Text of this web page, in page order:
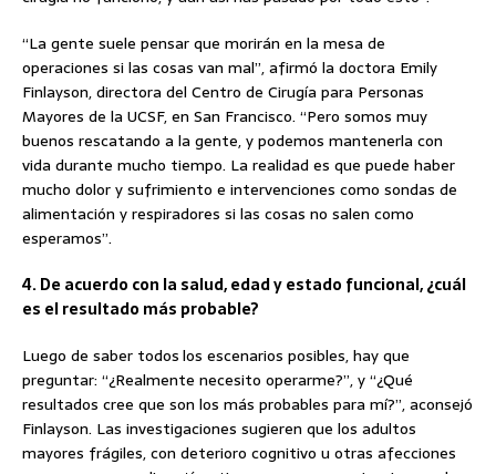
“La gente suele pensar que morirán en la mesa de
operaciones si las cosas van mal”, afirmó la doctora Emily
Finlayson, directora del Centro de Cirugía para Personas
Mayores de la UCSF, en San Francisco. “Pero somos muy
buenos rescatando a la gente, y podemos mantenerla con
vida durante mucho tiempo. La realidad es que puede haber
mucho dolor y sufrimiento e intervenciones como sondas de
alimentación y respiradores si las cosas no salen como
esperamos”.
4. De acuerdo con la salud, edad y estado funcional, ¿cuál
es el resultado más probable?
Luego de saber todoslos escenarios posibles, hay que
preguntar: “¿Realmente necesito operarme?”, y “¿Qué
resultados cree que son los más probables para mí?”, aconsejó
Finlayson. Las investigaciones sugieren que los adultos
mayores frágiles, con deterioro cognitivo u otras afecciones